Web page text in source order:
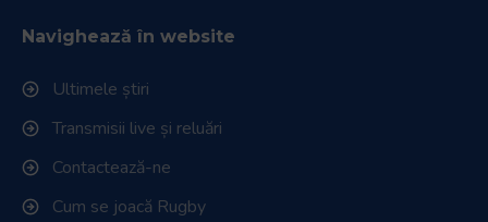
Navighează în website
Ultimele știri
Transmisii live și reluări
Contactează-ne
Cum se joacă Rugby